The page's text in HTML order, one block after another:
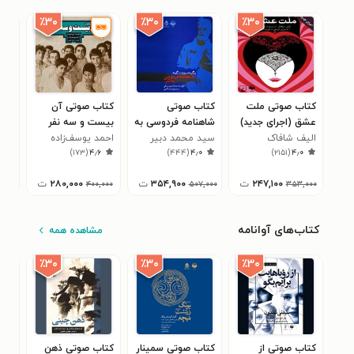
٪۳۰
کتاب صوتی ملت
عشق (اجرای جدید)
الیف شافاک
۴٫۰(۲۱۵۱)
۳۵۳,۰۰۰ ۲۴۷,۱۰۰ ت
٪۳۰
کتاب صوتی
شاهنامه فردوسی به
نثر
سید محمد دبیر
سیاقی
۴٫۰(۴۴۴)
۵۰۷,۰۰۰ ۳۵۴,۹۰۰ ت
٪۳۰
کتاب صوتی آن
بیست و سه نفر
احمد یوسف‌زاده
۴٫۶(۱۷۳)
۴۰۰,۰۰۰ ۲۸۰,۰۰۰ ت
کتاب‌های آوانامه مشاهده همه
٪۳۰
کتاب صوتی از
٪۳۰
کتاب صوتی سمینار
٪۳۰
کتاب صوتی ذهن